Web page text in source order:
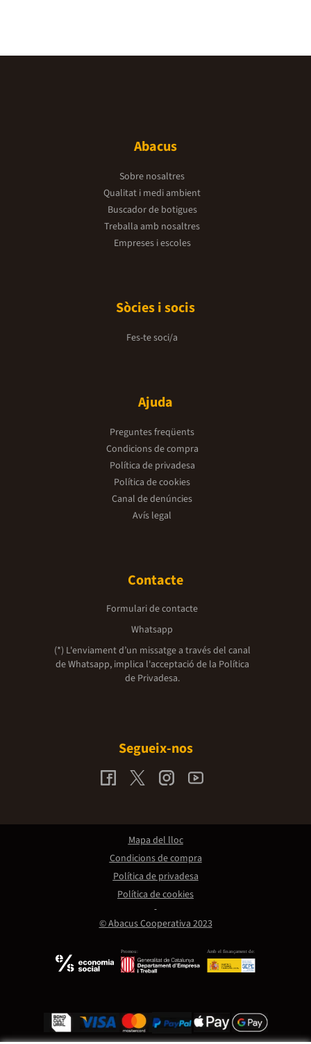
Abacus
Sobre nosaltres
Qualitat i medi ambient
Buscador de botigues
Treballa amb nosaltres
Empreses i escoles
Sòcies i socis
Fes-te soci/a
Ajuda
Preguntes freqüents
Condicions de compra
Política de privadesa
Política de cookies
Canal de denúncies
Avís legal
Contacte
Formulari de contacte
Whatsapp
(*) L'enviament d’un missatge a través del canal
de Whatsapp, implica l'acceptació de la Política
de Privadesa.
Segueix-nos
Promou: Amb el finançament de:
© Abacus Cooperativa 2023
Mapa del lloc
Condicions de compra
Política de privadesa
Política de cookies